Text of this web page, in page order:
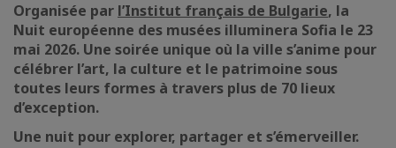
Organisée par l’Institut français de Bulgarie, la
Nuit européenne des musées illuminera Sofia le 23
mai 2026. Une soirée unique où la ville s’anime pour
célébrer l’art, la culture et le patrimoine sous
toutes leurs formes à travers plus de 70 lieux
d’exception.
Une nuit pour explorer, partager et s’émerveiller.